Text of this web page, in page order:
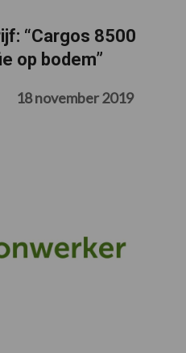
“Cargos 8500
op bodem”
18 november 2019